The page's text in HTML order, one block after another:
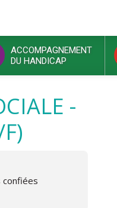
ACCOMPAGNEMENT
DU HANDICAP
-
confiées